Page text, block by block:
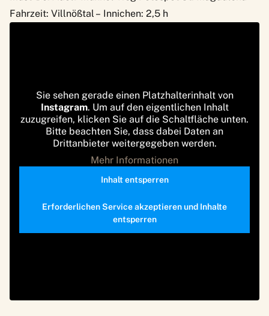
Fahrzeit: Villnößtal – Innichen: 2,5 h
Sie sehen gerade einen Platzhalterinhalt von
Instagram. Um auf den eigentlichen Inhalt
zuzugreifen, klicken Sie auf die Schaltfläche unten.
Bitte beachten Sie, dass dabei Daten an
Drittanbieter weitergegeben werden.
Mehr Informationen
Inhalt entsperren
Erforderlichen Service akzeptieren und Inhalte
entsperren